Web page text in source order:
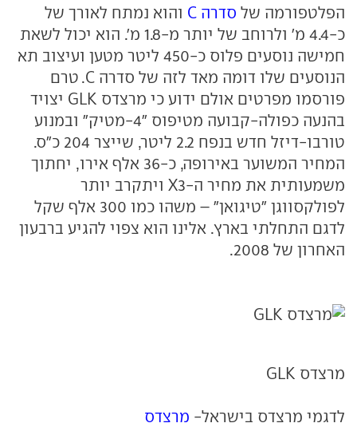
הפלטפורמה של סדרה C והוא נמתח לאורך של
כ-4.4 מ' ולרוחב של יותר מ-1.8 מ'. הוא יכול לשאת
חמישה נוסעים פלוס כ-450 ליטר מטען ועיצוב תא
הנוסעים שלו דומה מאד לזה של סדרה C. טרם
פורסמו מפרטים אולם ידוע כי מרצדס GLK יצויד
בהנעה כפולה-קבועה מטיפוס "4-מטיק" ובמנוע
טורבו-דיזל חדש בנפח 2.2 ליטר, שייצר 204 כ"ס.
המחיר המשוער באירופה, כ-36 אלף אירו, יחתוך
משמעותית את מחיר ה-X3 ויתקרב יותר
לפולקסווגן "טיגואן" – משהו כמו 300 אלף שקל
לדגם התחלתי בארץ. אלינו הוא צפוי להגיע ברבעון
האחרון של 2008.
מרצדס GLK
לדגמי מרצדס בישראל- מרצדס